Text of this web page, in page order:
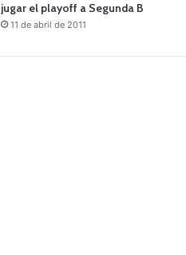
jugar el playoff a Segunda B
11 de abril de 2011